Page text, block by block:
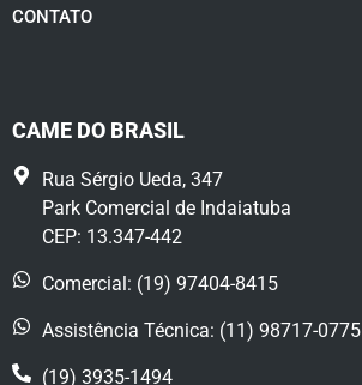
CONTATO
CAME DO BRASIL
Rua Sérgio Ueda, 347
Park Comercial de Indaiatuba
CEP: 13.347-442
Comercial: (19) 97404-8415
Assistência Técnica: (11) 98717-0775
(19) 3935-1494